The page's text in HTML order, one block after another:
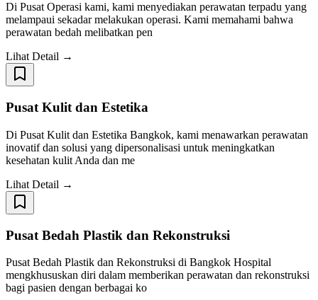
Di Pusat Operasi kami, kami menyediakan perawatan terpadu yang
melampaui sekadar melakukan operasi. Kami memahami bahwa
perawatan bedah melibatkan pen
Lihat Detail →
Pusat Kulit dan Estetika
Di Pusat Kulit dan Estetika Bangkok, kami menawarkan perawatan
inovatif dan solusi yang dipersonalisasi untuk meningkatkan
kesehatan kulit Anda dan me
Lihat Detail →
Pusat Bedah Plastik dan Rekonstruksi
Pusat Bedah Plastik dan Rekonstruksi di Bangkok Hospital
mengkhususkan diri dalam memberikan perawatan dan rekonstruksi
bagi pasien dengan berbagai ko